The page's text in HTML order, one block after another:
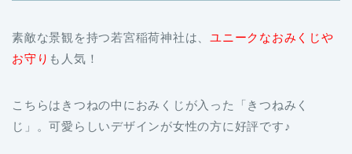
素敵な景観を持つ若宮稲荷神社は、ユニークなおみくじや
お守り も人気！
こちらはきつねの中におみくじが入った「きつねみく
じ」。可愛らしいデザインが女性の方に好評です♪